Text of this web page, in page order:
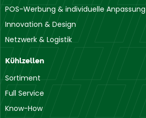
POS-Werbung & individuelle Anpassung
Innovation & Design
Netzwerk & Logistik
Kühlzellen
Sortiment
Full Service
Know-How